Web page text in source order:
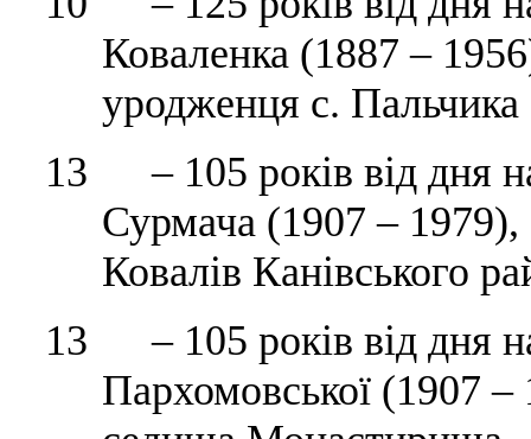
Коваленка (1887 –
уродженця с. Пальчика
13 – 105 років від дня
Сурмача (1907 – 1979),
Ковалів Канівського
13 – 105 років від дня
Пархомовської (1907